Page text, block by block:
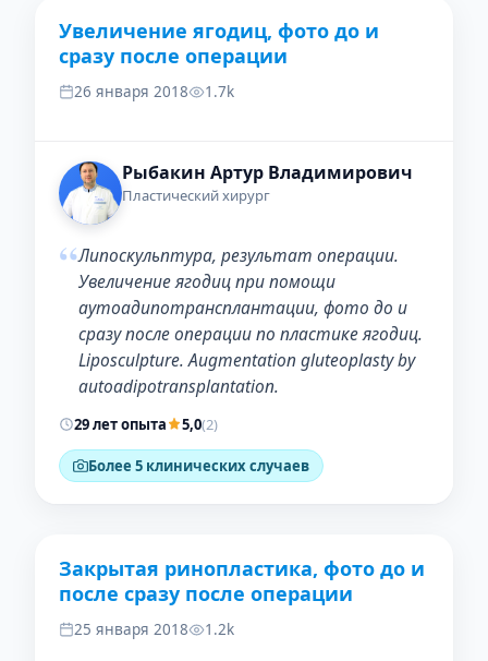
ДО ПОСЛЕ
Увеличение ягодиц, фото до и
сразу после операции
26 января 2018 1.7k
Рыбакин Артур Владимирович
Пластический хирург
“Липоскульптура, результат операции.
Увеличение ягодиц при помощи
аутоадипотрансплантации, фото до и
сразу после операции по пластике ягодиц.
Liposculpture. Augmentation gluteoplasty by
autoadipotransplantation.
29 лет опыта 5,0(2)
Более 5 клинических случаев
ДО ПОСЛЕ
Закрытая ринопластика, фото до и
после сразу после операции
25 января 2018 1.2k